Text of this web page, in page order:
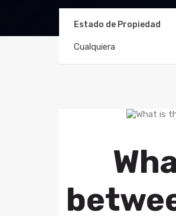
Estado de Propiedad
Cualquiera